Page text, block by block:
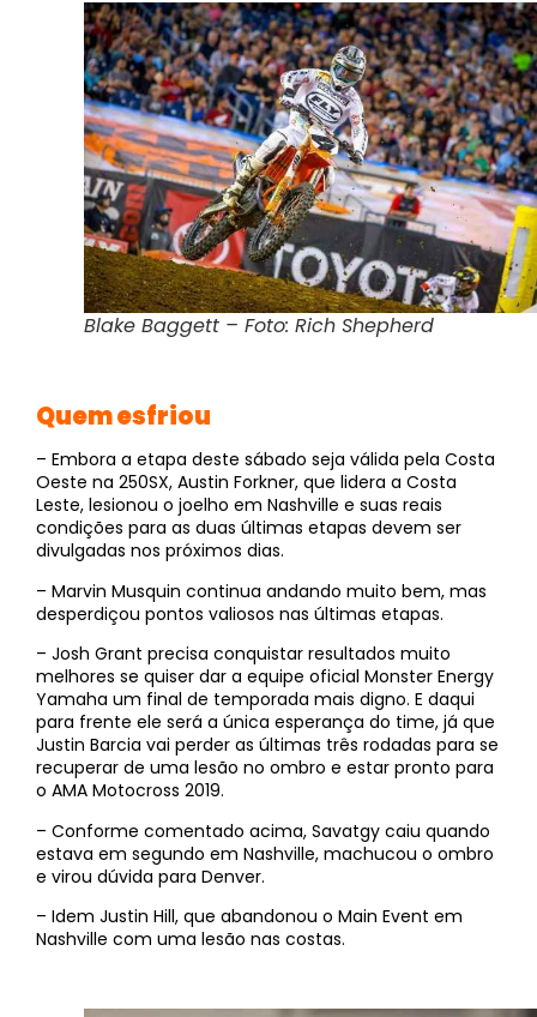
Blake Baggett – Foto: Rich Shepherd
Quem esfriou
– Embora a etapa deste sábado seja válida pela Costa
Oeste na 250SX, Austin Forkner, que lidera a Costa
Leste, lesionou o joelho em Nashville e suas reais
condições para as duas últimas etapas devem ser
divulgadas nos próximos dias.
– Marvin Musquin continua andando muito bem, mas
desperdiçou pontos valiosos nas últimas etapas.
– Josh Grant precisa conquistar resultados muito
melhores se quiser dar a equipe oficial Monster Energy
Yamaha um final de temporada mais digno. E daqui
para frente ele será a única esperança do time, já que
Justin Barcia vai perder as últimas três rodadas para se
recuperar de uma lesão no ombro e estar pronto para
o AMA Motocross 2019.
– Conforme comentado acima, Savatgy caiu quando
estava em segundo em Nashville, machucou o ombro
e virou dúvida para Denver.
– Idem Justin Hill, que abandonou o Main Event em
Nashville com uma lesão nas costas.